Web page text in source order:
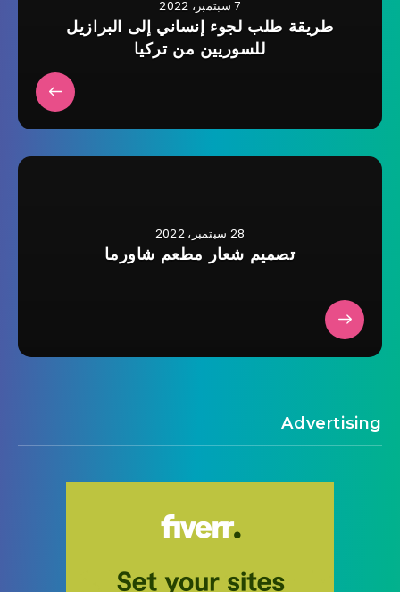
7 سبتمبر، 2022
طريقة طلب لجوء إنساني إلى البرازيل
للسوريين من تركيا
28 سبتمبر، 2022
تصميم شعار مطعم شاورما
Advertising